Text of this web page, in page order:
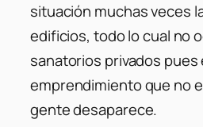
situación muchas veces
edificios, todo lo cual no
sanatorios privados pues
emprendimiento que no
gente desaparece.